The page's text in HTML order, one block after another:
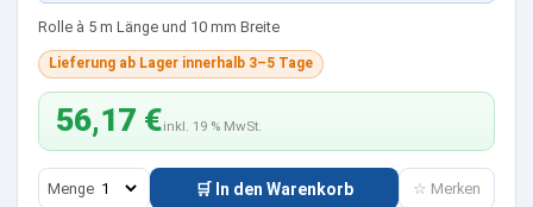
Rolle à 5 m Länge und 10 mm Breite
Lieferung ab Lager innerhalb 3–5 Tage
56,17 €inkl. 19 % MwSt.
Menge 🛒 In den Warenkorb ☆ Merken